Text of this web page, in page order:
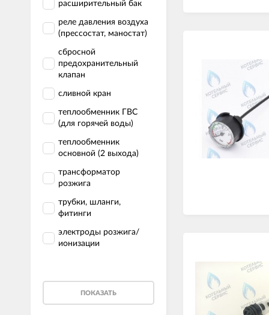
расширительный бак
реле давления воздуха
(прессостат, маностат)
сбросной
предохранительный
клапан
сливной кран
теплообменник ГВС
(для горячей воды)
теплообменник
основной (2 выхода)
трансформатор
розжига
трубки, шланги,
фитинги
электроды розжига/
ионизации
ПОКАЗАТЬ